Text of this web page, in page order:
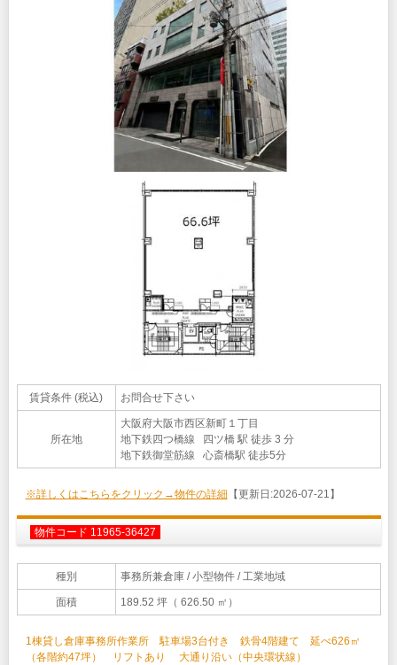
賃貸条件 (税込) お問合せ下さい
所在地
大阪府大阪市西区新町１丁目
地下鉄四つ橋線 四ツ橋 駅 徒歩 3 分
地下鉄御堂筋線 心斎橋駅 徒歩5分
※詳しくはこちらをクリック→物件の詳細 【更新日:2026-07-21】
物件コード 11965-36427
種別 事務所兼倉庫 / 小型物件 / 工業地域
面積 189.52 坪（ 626.50 ㎡）
1棟貸し倉庫事務所作業所 駐車場3台付き 鉄骨4階建て 延べ626㎡
（各階約47坪） リフトあり 大通り沿い（中央環状線）